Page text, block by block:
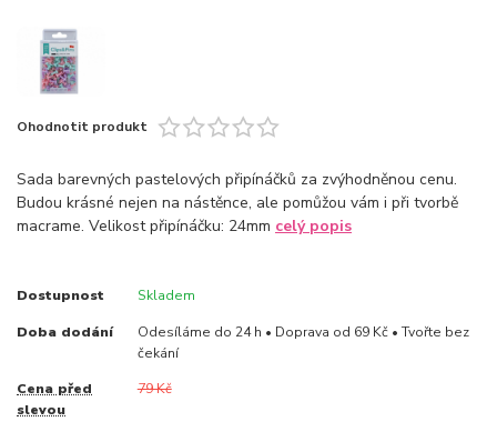
Ohodnotit produkt
Sada barevných pastelových připínáčků za zvýhodněnou cenu.
Budou krásné nejen na nástěnce, ale pomůžou vám i při tvorbě
macrame. Velikost připínáčku: 24mm celý popis
Dostupnost Skladem
Doba dodání
Odesíláme do 24 h • Doprava od 69 Kč • Tvořte bez
čekání
Cena před
slevou
79 Kč